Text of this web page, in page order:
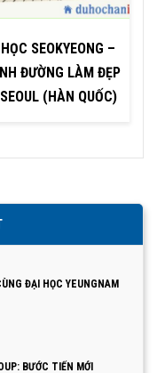
SEOKYEONG –
ĐƯỜNG LÀM ĐẸP
(HÀN QUỐC)
ĐẠI HỌC YEUNGNAM
BƯỚC TIẾN MỚI